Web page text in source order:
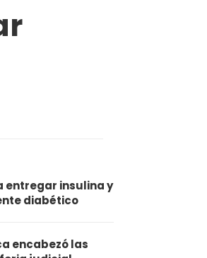
entregar insulina y
diabético
encabezó las